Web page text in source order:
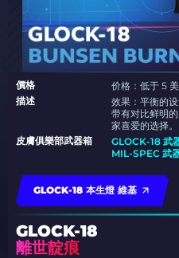
價格
价格：低于 5
描述
效果：平衡的
带有对比鲜明
家喜爱的选择。
皮膚俱樂部武器箱
GLOCK-18 武
MIL-SPEC 武
GLOCK-18 本生燈 維基
GLOCK-18
離世靛痕